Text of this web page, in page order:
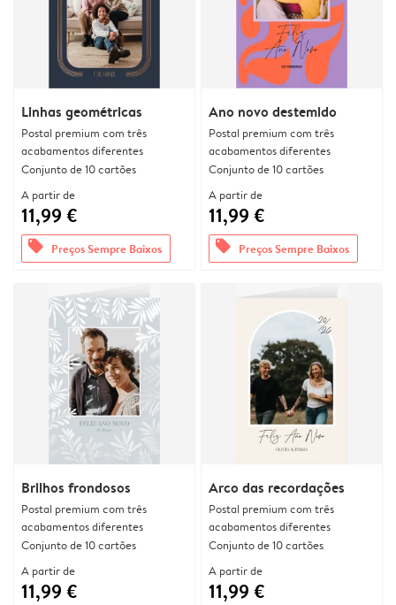
Linhas geométricas
Postal premium com três
acabamentos diferentes
Conjunto de 10 cartões
A partir de
11,99 €
offers Preços Sempre Baixos
Ano novo destemido
Postal premium com três
acabamentos diferentes
Conjunto de 10 cartões
A partir de
11,99 €
offers Preços Sempre Baixos
Brilhos frondosos
Postal premium com três
acabamentos diferentes
Conjunto de 10 cartões
A partir de
11,99 €
Arco das recordações
Postal premium com três
acabamentos diferentes
Conjunto de 10 cartões
A partir de
11,99 €